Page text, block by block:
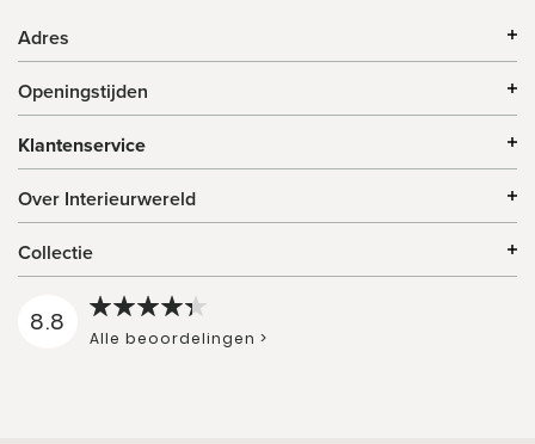
Adres
Openingstijden
Klantenservice
Over Interieurwereld
Collectie
8.8
Alle beoordelingen >